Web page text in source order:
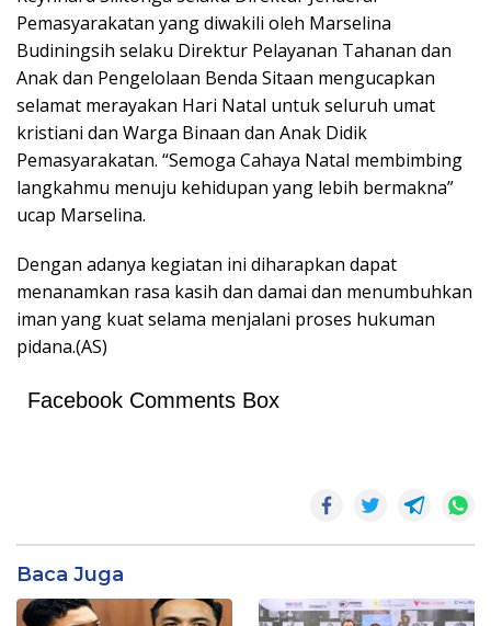
Pemasyarakatan yang diwakili oleh Marselina
Budiningsih selaku Direktur Pelayanan Tahanan dan
Anak dan Pengelolaan Benda Sitaan mengucapkan
selamat merayakan Hari Natal untuk seluruh umat
kristiani dan Warga Binaan dan Anak Didik
Pemasyarakatan. “Semoga Cahaya Natal membimbing
langkahmu menuju kehidupan yang lebih bermakna”
ucap Marselina.
Dengan adanya kegiatan ini diharapkan dapat
menanamkan rasa kasih dan damai dan menumbuhkan
iman yang kuat selama menjalani proses hukuman
pidana.(AS)
Facebook Comments Box
Baca Juga